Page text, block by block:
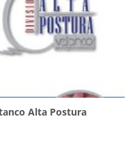
Alta Postura